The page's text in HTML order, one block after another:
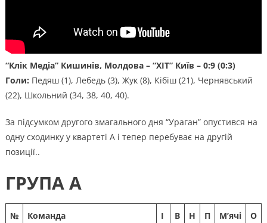
“Клік Медіа” Кишинів, Молдова – “ХІТ” Київ – 0:9 (0:3)
Голи: Педяш (1), Лебедь (3), Жук (8), Кібіш (21), Чернявський
(22), Школьний (34, 38, 40, 40).
За підсумком другого змагального дня “Ураган” опустився на
одну сходинку у квартеті А і тепер перебуває на другій
позиції..
ГРУПА А
№ Команда І В Н П М’ячі О